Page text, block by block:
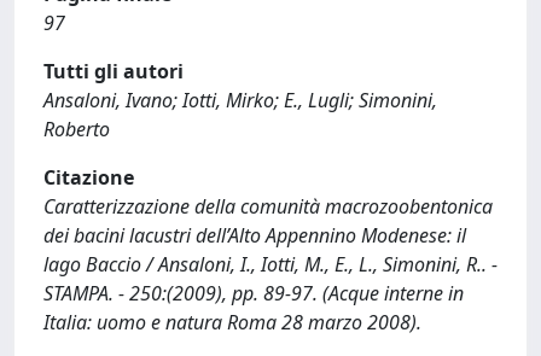
97
Tutti gli autori
Ansaloni, Ivano; Iotti, Mirko; E., Lugli; Simonini,
Roberto
Citazione
Caratterizzazione della comunità macrozoobentonica
dei bacini lacustri dell’Alto Appennino Modenese: il
lago Baccio / Ansaloni, I., Iotti, M., E., L., Simonini, R.. -
STAMPA. - 250:(2009), pp. 89-97. (Acque interne in
Italia: uomo e natura Roma 28 marzo 2008).